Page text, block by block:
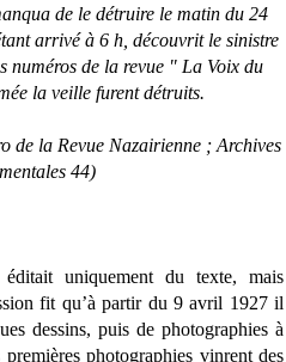
de le détruire le matin du 24
arrivé à 6 h, découvrit le sinistre
numéros de la revue " La Voix du
la veille furent détruits.
de la Revue Nazairienne ; Archives
44)
éditait uniquement du texte, mais
fit qu’à partir du 9 avril 1927 il
dessins, puis de photographies à
photographies vinrent des